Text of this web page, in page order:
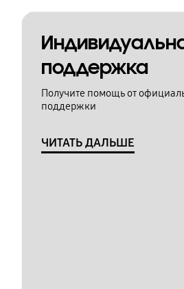
поддержка
Получите помощь от
поддержки
ЧИТАТЬ ДАЛЬШЕ